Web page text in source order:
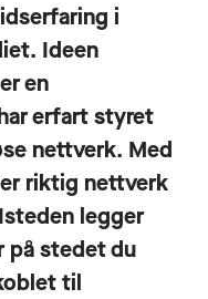
i
Ideen
en
erfart styret
nettverk. Med
riktig nettverk
legger
på stedet du
til